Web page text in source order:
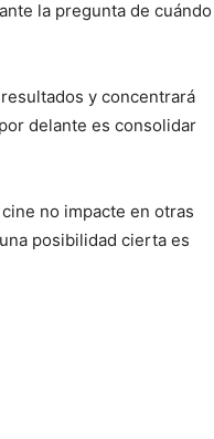
la pregunta de cuándo
y concentrará
delante es consolidar
no impacte en otras
posibilidad cierta es